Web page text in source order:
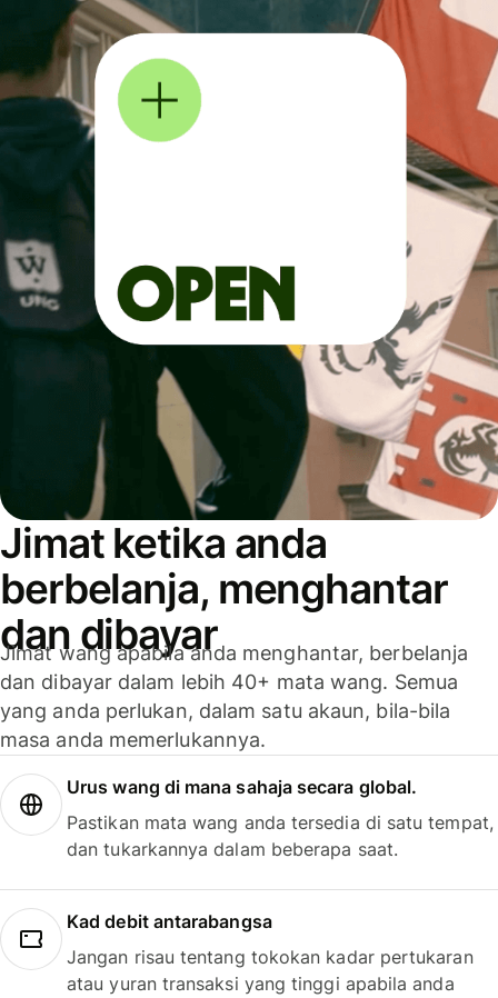
Jimat ketika anda
berbelanja, menghantar
dan dibayar
Jimat wang apabila anda menghantar, berbelanja
dan dibayar dalam lebih 40+ mata wang. Semua
yang anda perlukan, dalam satu akaun, bila-bila
masa anda memerlukannya.
Urus wang di mana sahaja secara global.
Pastikan mata wang anda tersedia di satu tempat,
dan tukarkannya dalam beberapa saat.
Kad debit antarabangsa
Jangan risau tentang tokokan kadar pertukaran
atau yuran transaksi yang tinggi apabila anda